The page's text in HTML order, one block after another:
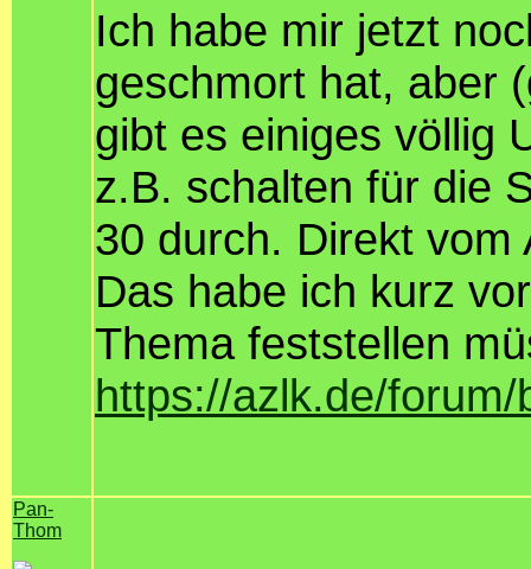
Ich habe mir jetzt
geschmort hat, aber
gibt es einiges völlig
z.B. schalten für die
30 durch. Direkt vom
Das habe ich kurz
Thema feststellen
https://azlk.de/
Pan-
Thom